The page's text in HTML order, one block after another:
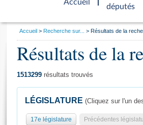
Accueil
d'accueil
députés
Général
Vous
Accueil Recherche sur... Résultats de la
Résultats de la
1513299 résultats trouvés
LÉGISLATURE (Cliquez sur l'un
17e législature Précédentes